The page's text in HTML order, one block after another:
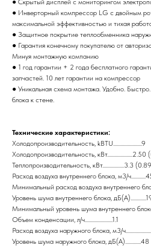
● Скрытый дисплей с мониторингом
● Инверторный компрессор LG с двойным
максимальной эффективностью и тихая
● Защитное покрытие теплообменника
● Гарантия конечному покупателю от
Минуя монтажную компанию
● 1 год гарантии + 2 года бесплатного
запчастей. 10 лет гарантии на компрессор
● Уникальная схема монтажа. Удобно.
блока к стене.
Технические характеристики:
Холодопроизводительность, kBTU........................9
Холодопроизводительность,
Теплопроизводительность, кВт..................3.3
Расход воздуха внутреннего блока, м3/
Минимальный расход воздуха внутреннего
Уровень шума внутреннего блока,
Минимальный уровень шума внутреннего
Объем конденсации, л/ч.......................1.1
Расход воздуха наружного блока, м3/
Уровень шума наружного блока, дБ(А).............48